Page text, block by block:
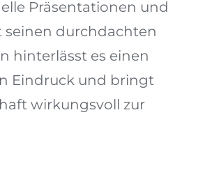
Präsentationen und
seinen durchdachten
hinterlässt es einen
Eindruck und bringt
wirkungsvoll zur